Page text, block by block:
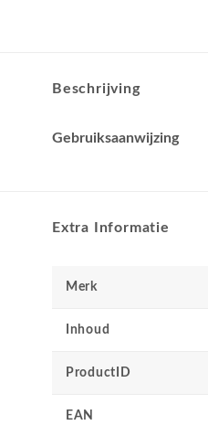
Beschrijving
Gebruiksaanwijzing
Extra Informatie
Merk
Inhoud
ProductID
EAN